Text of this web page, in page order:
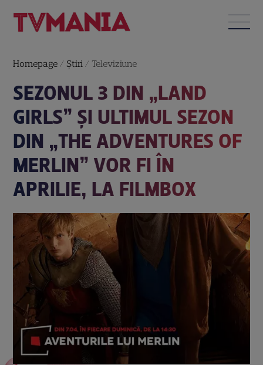
Homepage / Știri / Televiziune
SEZONUL 3 DIN „LAND
GIRLS” ȘI ULTIMUL SEZON
DIN „THE ADVENTURES OF
MERLIN” VOR FI ÎN
APRILIE, LA FILMBOX